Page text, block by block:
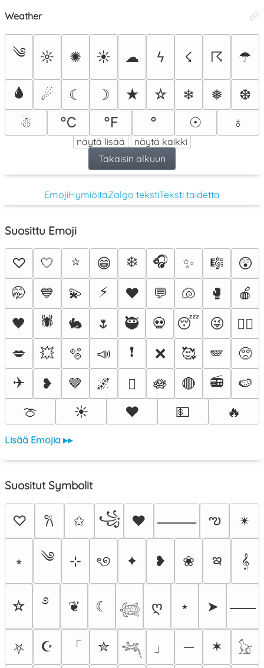
Weather
༄ ☼ ✺ ☀ ☁ ϟ ☇ ☈ ☂
🌢 ☄ ☾ ☽ ★ ☆ ❄ ❅
❆
☃
℃ ℉ ° ☉ ♁
näytä lisää
näytä kaikki
Takaisin alkuun
EmojiHymiöitäZalgo tekstiTeksti taidetta
Suosittu Emoji
♡ 🤍 ⭐ 😁 ❄️ 🎧 ✨ 🎼
😲
🤭
💙 💫 ⚡ ♥️ 💬 🐚 🥊
🍎
🖤
🕷️ 🐇 🌷 🥷 💀 😴 😜
❤️‍🔥
💋
💥 🫧 📣 ❗ ❌ 🥰 🪽
🥺
✈️
❥ 🤎 🌌 🫟 🪷 🔴 📻
🍉
🍈
☀️ ❤️ 💵 🔥
Lisää Emojia ▸▸
Suositut Symbolit
♡ 𐙚 ✩ ꧁ ♥ ⸻ ఌ ✴︎
⭒ ༄ ⊹ ৎ୭ ✦ ❥ ❀ ఇ 𝄞
☆ ࿔ ❦ ☾ 𓆉 ღ ⋆ ➤ ⸺
⛧ ☪ 「 ✮ 𓆈 」 ─ ✶
𓃠